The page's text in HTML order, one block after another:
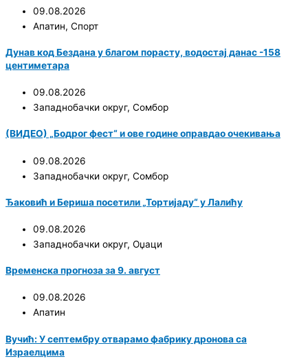
09.08.2026
Апатин, Спорт
Дунав код Бездана у благом порасту, водостај данас -158
центиметара
09.08.2026
Западнобачки округ, Сомбор
(ВИДЕО) „Бодрог фест“ и ове године оправдао очекивања
09.08.2026
Западнобачки округ, Сомбор
Ђаковић и Бериша посетили „Тортијаду“ у Лалићу
09.08.2026
Западнобачки округ, Оџаци
Временска прогноза за 9. август
09.08.2026
Апатин
Вучић: У септембру отварамо фабрику дронова са
Израелцима